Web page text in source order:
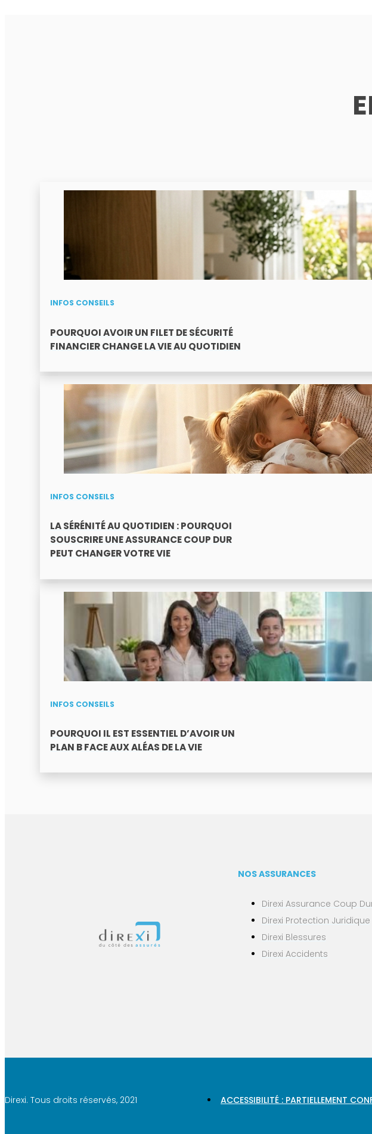
INFOS CONSEILS
POURQUOI AVOIR UN FILET DE SÉCURITÉ
FINANCIER CHANGE LA VIE AU QUOTIDIEN
INFOS CONSEILS
LA SÉRÉNITÉ AU QUOTIDIEN : POURQUOI
SOUSCRIRE UNE ASSURANCE COUP DUR
PEUT CHANGER VOTRE VIE
INFOS CONSEILS
POURQUOI IL EST ESSENTIEL D’AVOIR UN
PLAN B FACE AUX ALÉAS DE LA VIE
NOS ASSURANCES
Direxi Assurance Coup
Direxi Protection Juridique
Direxi Blessures
Direxi Accidents
Direxi. Tous droits réservés, 2021 ACCESSIBILITÉ : PARTIELLEMENT